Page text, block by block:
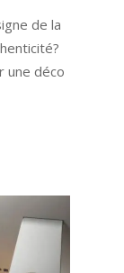
de la
une déco